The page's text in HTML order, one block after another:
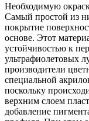
Необходимую
Самый простой из
покрытие
основе. Этот
устойчивостью к
ультрафиолетовых
производители
специальной
поскольку
верхним слоем
добавление